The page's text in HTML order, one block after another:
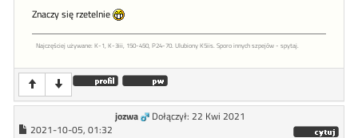
Znaczy się rzetelnie
Najczęściej używane: K-1, K-3iii, 150-450, P24-70. Ulubiony K5iis. Sporo innych szpejów - spytaj.
jozwa
Dołączył: 22 Kwi 2021
2021-10-05, 01:32